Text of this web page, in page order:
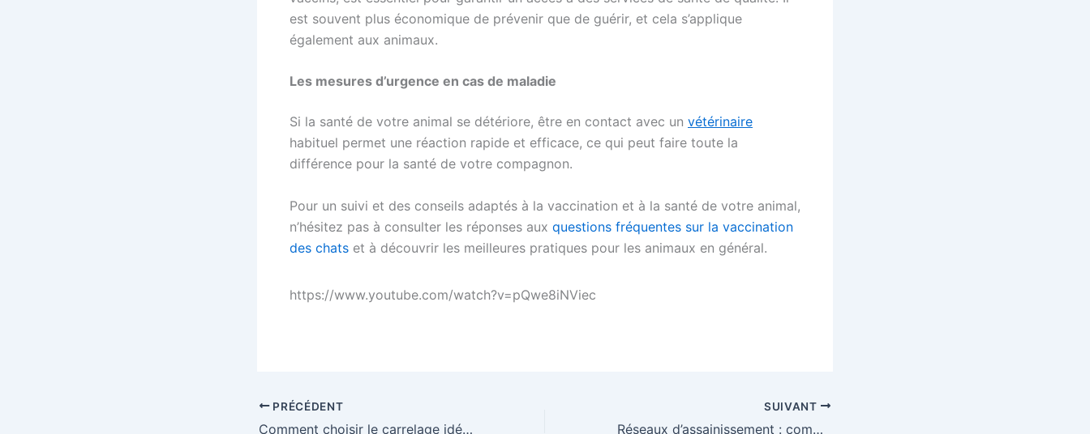
est souvent plus économique de prévenir que de guérir, et cela s’applique
également aux animaux.
Les mesures d’urgence en cas de maladie
Si la santé de votre animal se détériore, être en contact avec un vétérinaire
habituel permet une réaction rapide et efficace, ce qui peut faire toute la
différence pour la santé de votre compagnon.
Pour un suivi et des conseils adaptés à la vaccination et à la santé de votre animal,
n’hésitez pas à consulter les réponses aux questions fréquentes sur la vaccination
des chats et à découvrir les meilleures pratiques pour les animaux en général.
https://www.youtube.com/watch?v=pQwe8iNViec
PRÉCÉDENT
Comment choisir le carrelage idéal pour chaque pièce de votre maison ?
SUIVANT
Réseaux d’assainissement : comment les travaux de VRD limitent les infiltrations ?